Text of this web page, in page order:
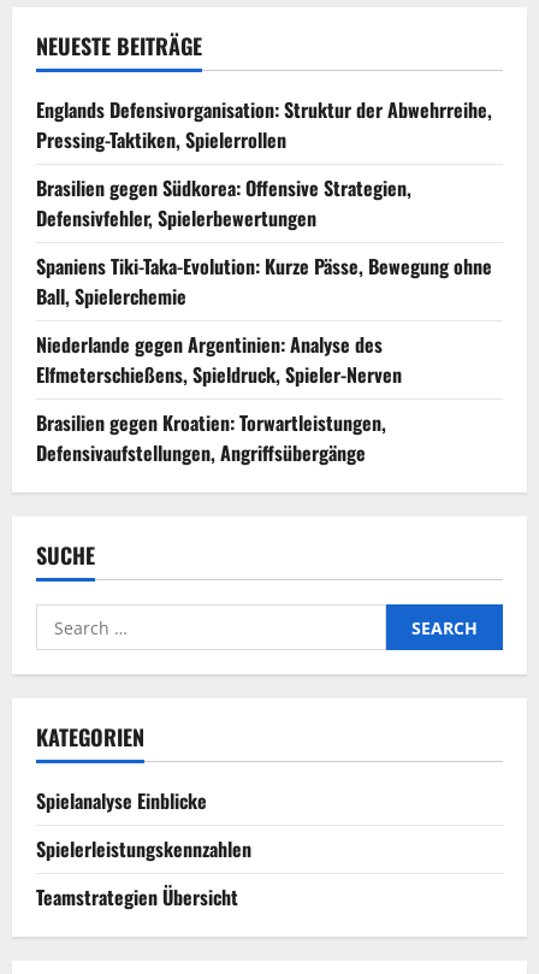
NEUESTE BEITRÄGE
Englands Defensivorganisation: Struktur der Abwehrreihe,
Pressing-Taktiken, Spielerrollen
Brasilien gegen Südkorea: Offensive Strategien,
Defensivfehler, Spielerbewertungen
Spaniens Tiki-Taka-Evolution: Kurze Pässe, Bewegung ohne
Ball, Spielerchemie
Niederlande gegen Argentinien: Analyse des
Elfmeterschießens, Spieldruck, Spieler-Nerven
Brasilien gegen Kroatien: Torwartleistungen,
Defensivaufstellungen, Angriffsübergänge
SUCHE
Search
for:
KATEGORIEN
Spielanalyse Einblicke
Spielerleistungskennzahlen
Teamstrategien Übersicht